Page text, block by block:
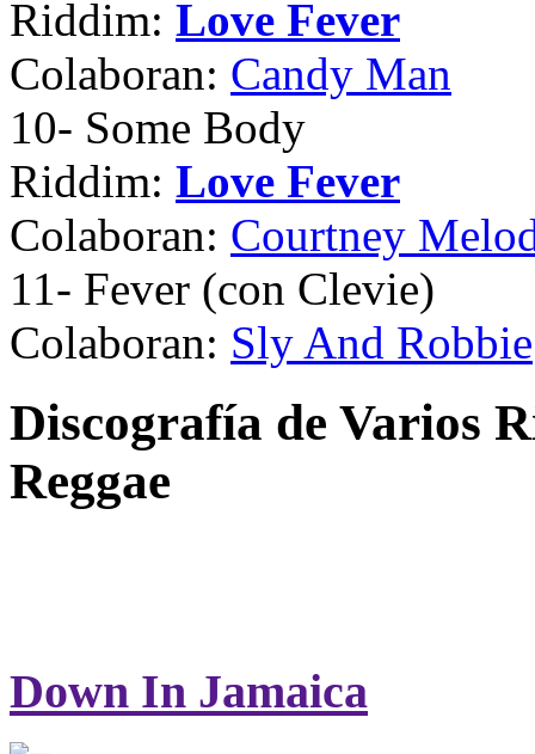
Riddim: Love Fever
Colaboran: Candy Man
10- Some Body
Riddim: Love Fever
Colaboran: Courtney
11- Fever (con Clevie)
Colaboran: Sly And Robbie
Discografía de Varios
Reggae
Down In Jamaica